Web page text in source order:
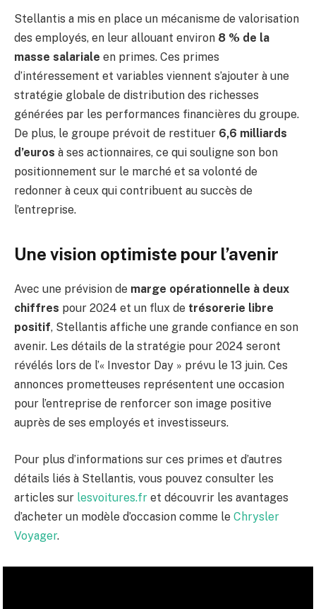
Stellantis a mis en place un mécanisme de valorisation
des employés, en leur allouant environ 8 % de la
masse salariale en primes. Ces primes
d’intéressement et variables viennent s’ajouter à une
stratégie globale de distribution des richesses
générées par les performances financières du groupe.
De plus, le groupe prévoit de restituer 6,6 milliards
d’euros à ses actionnaires, ce qui souligne son bon
positionnement sur le marché et sa volonté de
redonner à ceux qui contribuent au succès de
l’entreprise.
Une vision optimiste pour l’avenir
Avec une prévision de marge opérationnelle à deux
chiffres pour 2024 et un flux de trésorerie libre
positif, Stellantis affiche une grande confiance en son
avenir. Les détails de la stratégie pour 2024 seront
révélés lors de l’« Investor Day » prévu le 13 juin. Ces
annonces prometteuses représentent une occasion
pour l’entreprise de renforcer son image positive
auprès de ses employés et investisseurs.
Pour plus d’informations sur ces primes et d’autres
détails liés à Stellantis, vous pouvez consulter les
articles sur lesvoitures.fr et découvrir les avantages
d’acheter un modèle d’occasion comme le Chrysler
Voyager.